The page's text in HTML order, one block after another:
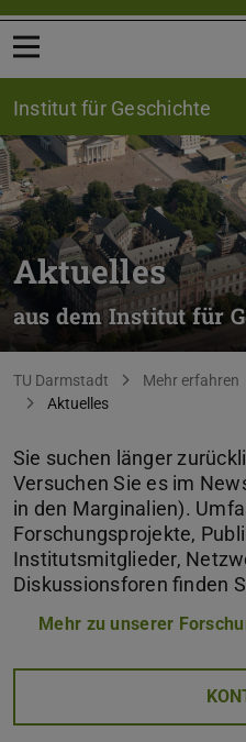
Menü öffnen
Institut für Geschichte
Aktuelles
aus dem Institut für
Sie befinden sich hier:
TU Darmstadt Mehr erfahren
Aktuelles
Sie suchen länger
Versuchen Sie es im
in den Marginalien).
Forschungsprojekte,
Institutsmitglieder,
Diskussionsforen finden
Mehr zu unserer